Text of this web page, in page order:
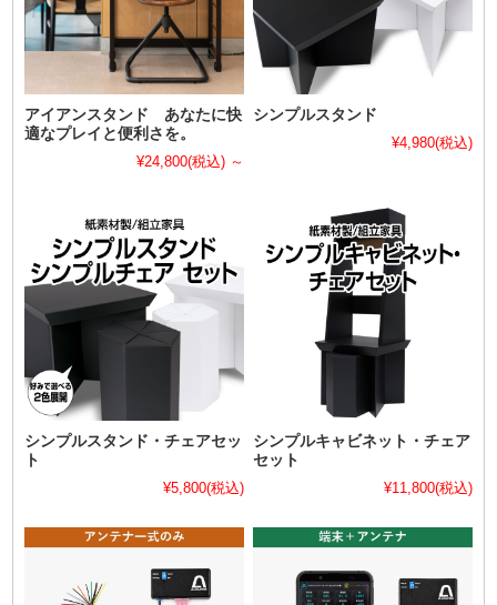
アイアンスタンド あなたに快
適なプレイと便利さを。
¥24,800(税込) ～
シンプルスタンド
¥4,980(税込)
シンプルスタンド・チェアセッ
ト
¥5,800(税込)
シンプルキャビネット・チェア
セット
¥11,800(税込)